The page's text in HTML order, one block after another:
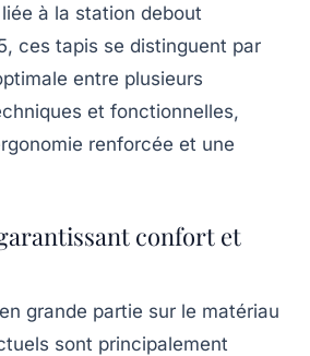
à la station debout
ces tapis se distinguent par
entre plusieurs
et fonctionnelles,
renforcée et une
confort et
grande partie sur le matériau
sont principalement